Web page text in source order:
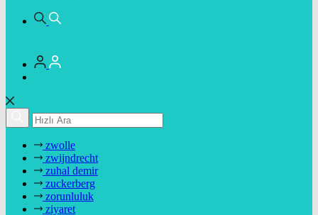
zwolle
zwijndrecht
zuhal demir
zuckerberg
zorunluluk
ziyaret